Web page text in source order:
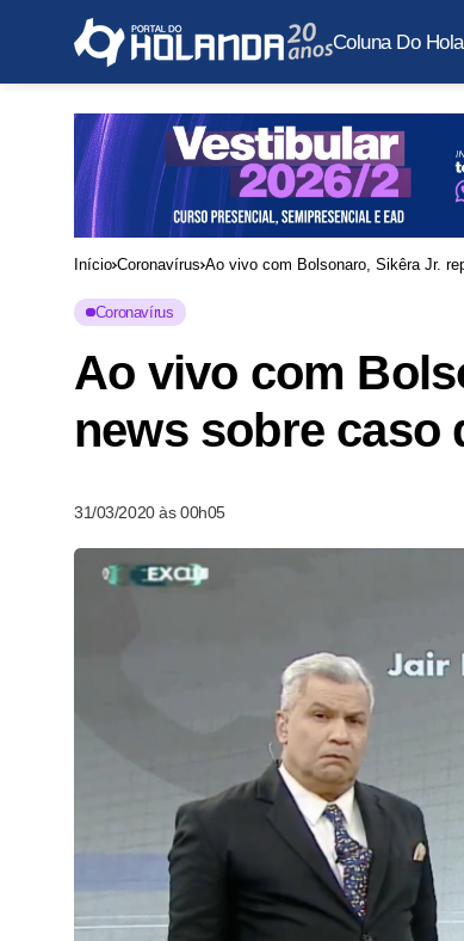
Coluna Do
Início Coronavírus Ao vivo com Bolsonaro, Sikêra Jr.
Coronavírus
Ao vivo com
news sobre caso
31/03/2020 às 00h05